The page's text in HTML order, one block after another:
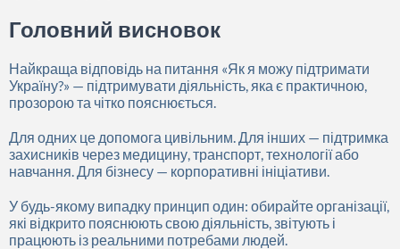
Головний висновок
Найкраща відповідь на питання «Як я можу підтримати
Україну?» — підтримувати діяльність, яка є практичною,
прозорою та чітко пояснюється.
Для одних це допомога цивільним. Для інших — підтримка
захисників через медицину, транспорт, технології або
навчання. Для бізнесу — корпоративні ініціативи.
У будь-якому випадку принцип один: обирайте організації,
які відкрито пояснюють свою діяльність, звітують і
працюють із реальними потребами людей.